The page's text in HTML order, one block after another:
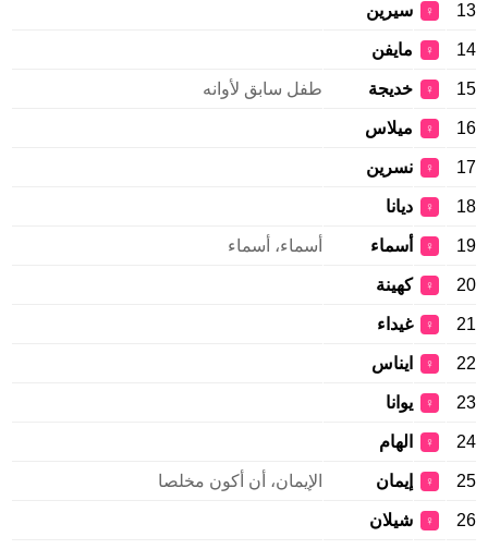
13
♀ سيرين
14
♀ مايفن
15
♀ خديجة طفل سابق لأوانه
16
♀ ميلاس
17
♀ نسرين
18
♀ ديانا
19
♀ أسماء أسماء، أسماء
20
♀ كهينة
21
♀ غيداء
22
♀ ايناس
23
♀ يوانا
24
♀ الهام
25
♀ إيمان الإيمان، أن أكون مخلصا
26
♀ شيلان